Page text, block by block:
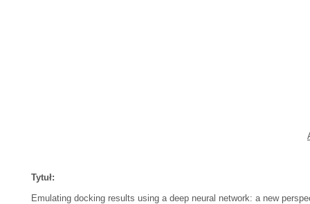
Tytuł:
Emulating docking results using a deep neural network: a new